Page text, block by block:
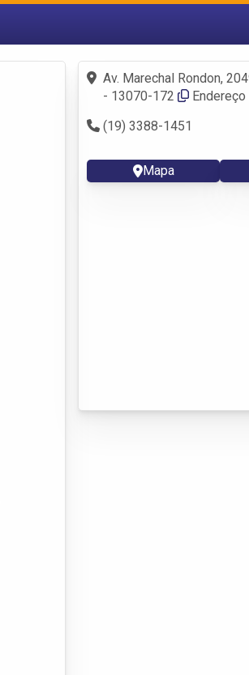
Fazer login
Criar conta
Av. Marechal Rondon,
- 13070-172
(19) 3388-1451
Mapa